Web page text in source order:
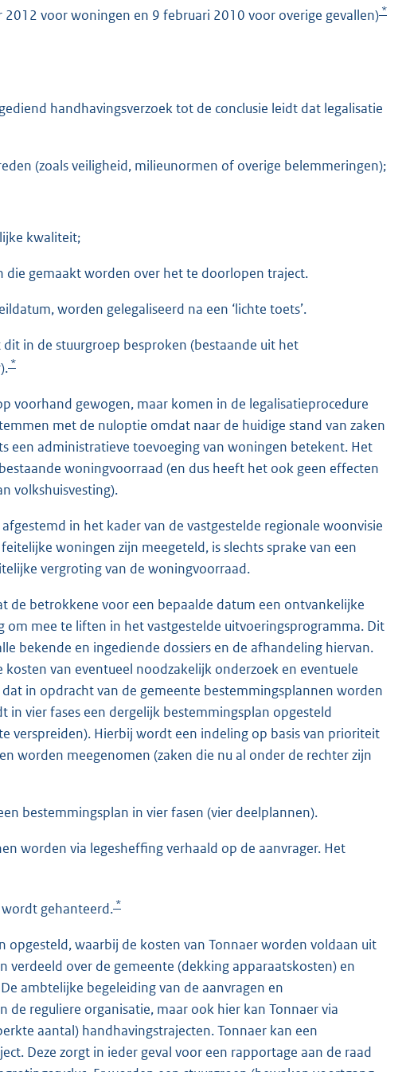
voor woningen en 9 februari 2010 voor overige gevallen) *
handhavingsverzoek tot de conclusie leidt dat legalisatie
(zoals veiligheid, milieunormen of overige belemmeringen);
kwaliteit;
gemaakt worden over het te doorlopen traject.
worden gelegaliseerd na een ‘lichte toets’.
in de stuurgroep besproken (bestaande uit het
*
voorhand gewogen, maar komen in de legalisatieprocedure
met de nuloptie omdat naar de huidige stand van zaken
een administratieve toevoeging van woningen betekent. Het
woningvoorraad (en dus heeft het ook geen effecten
volkshuisvesting).
in het kader van de vastgestelde regionale woonvisie
woningen zijn meegeteld, is slechts sprake van een
vergroting van de woningvoorraad.
de betrokkene voor een bepaalde datum een ontvankelijke
mee te liften in het vastgestelde uitvoeringsprogramma. Dit
bekende en ingediende dossiers en de afhandeling hiervan.
van eventueel noodzakelijk onderzoek en eventuele
in opdracht van de gemeente bestemmingsplannen worden
in vier fases een dergelijk bestemmingsplan opgesteld
verspreiden). Hierbij wordt een indeling op basis van prioriteit
worden meegenomen (zaken die nu al onder de rechter zijn
bestemmingsplan in vier fasen (vier deelplannen).
worden via legesheffing verhaald op de aanvrager. Het
gehanteerd. *
waarbij de kosten van Tonnaer worden voldaan uit
verdeeld over de gemeente (dekking apparaatskosten) en
ambtelijke begeleiding van de aanvragen en
reguliere organisatie, maar ook hier kan Tonnaer via
aantal) handhavingstrajecten. Tonnaer kan een
Deze zorgt in ieder geval voor een rapportage aan de raad